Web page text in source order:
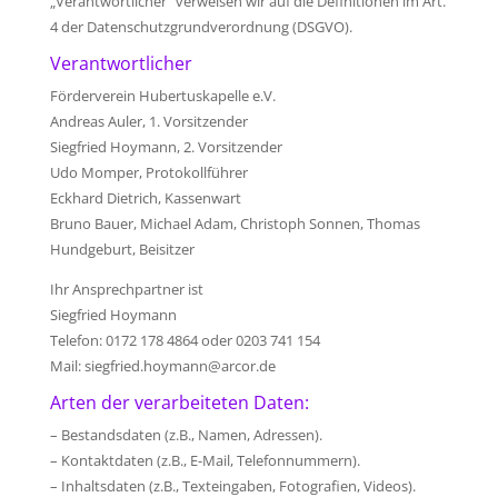
4 der Datenschutzgrundverordnung (DSGVO).
Verantwortlicher
Förderverein Hubertuskapelle e.V.
Andreas Auler, 1. Vorsitzender
Siegfried Hoymann, 2. Vorsitzender
Udo Momper, Protokollführer
Eckhard Dietrich, Kassenwart
Bruno Bauer, Michael Adam, Christoph Sonnen, Thomas
Hundgeburt, Beisitzer
Ihr Ansprechpartner ist
Siegfried Hoymann
Telefon: 0172 178 4864 oder 0203 741 154
Mail: siegfried.hoymann@arcor.de
Arten der verarbeiteten Daten:
– Bestandsdaten (z.B., Namen, Adressen).
– Kontaktdaten (z.B., E-Mail, Telefonnummern).
– Inhaltsdaten (z.B., Texteingaben, Fotografien, Videos).